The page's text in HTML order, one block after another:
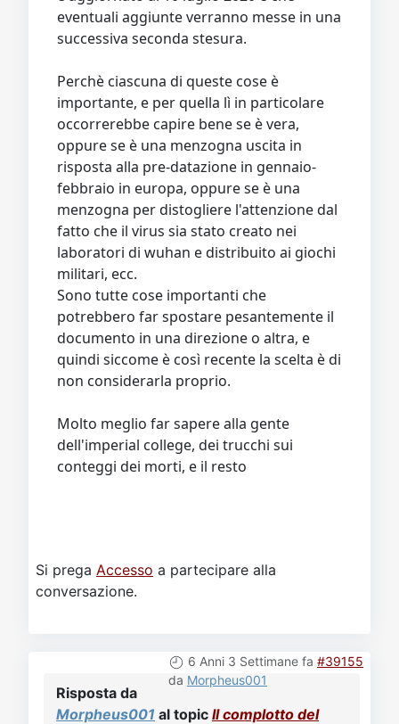
eventuali aggiunte verranno messe in una
successiva seconda stesura.
Perchè ciascuna di queste cose è
importante, e per quella lì in particolare
occorrerebbe capire bene se è vera,
oppure se è una menzogna uscita in
risposta alla pre-datazione in gennaio-
febbraio in europa, oppure se è una
menzogna per distogliere l'attenzione dal
fatto che il virus sia stato creato nei
laboratori di wuhan e distribuito ai giochi
militari, ecc.
Sono tutte cose importanti che
potrebbero far spostare pesantemente il
documento in una direzione o altra, e
quindi siccome è così recente la scelta è di
non considerarla proprio.
Molto meglio far sapere alla gente
dell'imperial college, dei trucchi sui
conteggi dei morti, e il resto
Si prega Accesso a partecipare alla
conversazione.
6 Anni 3 Settimane fa #39155
da Morpheus001
Risposta da
Morpheus001 al topic Il complotto del